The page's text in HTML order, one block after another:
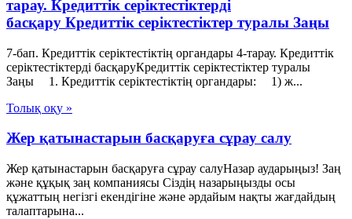
тарау. Кредиттік серіктестіктерді
басқару Кредиттiк серiктестiктер туралы Заңы
7-бап. Кредиттiк серiктестiктiң органдары 4-тарау. Кредиттік
серіктестіктерді басқаруКредиттiк серiктестiктер туралы
Заңы 1. Кредиттiк серiктестiктiң органдары: 1) ж...
Толық оқу »
Жер қатынастарын басқаруға сұрау салу
Жер қатынастарын басқаруға сұрау салуНазар аударыңыз! Заң
және құқық заң компаниясы Сіздің назарыңызды осы
құжаттың негізгі екендігіне және әрдайым нақты жағдайдың
талаптарына...